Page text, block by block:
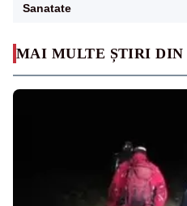
MAI MULTE ȘTIRI DIN
Sanatate